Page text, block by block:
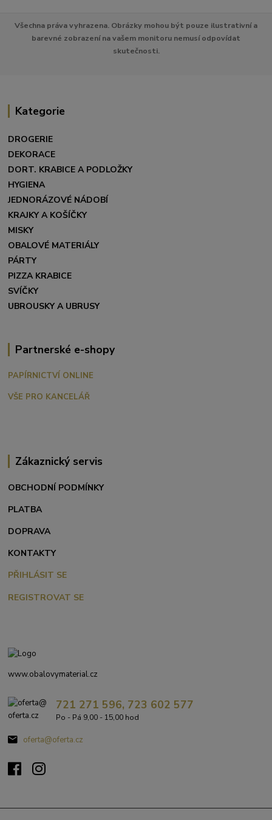
Všechna práva vyhrazena. Obrázky mohou být pouze ilustrativní a
barevné zobrazení na vašem monitoru nemusí odpovídat
skutečnosti.
Kategorie
DROGERIE
DEKORACE
DORT. KRABICE A PODLOŽKY
HYGIENA
JEDNORÁZOVÉ NÁDOBÍ
KRAJKY A KOŠÍČKY
MISKY
OBALOVÉ MATERIÁLY
PÁRTY
PIZZA KRABICE
SVÍČKY
UBROUSKY A UBRUSY
Partnerské e-shopy
PAPÍRNICTVÍ ONLINE
VŠE PRO KANCELÁŘ
Zákaznický servis
OBCHODNÍ PODMÍNKY
PLATBA
DOPRAVA
KONTAKTY
PŘIHLÁSIT SE
REGISTROVAT SE
www.obalovymaterial.cz
721 271 596, 723 602 577
Po - Pá 9,00 - 15,00 hod
oferta@oferta.cz